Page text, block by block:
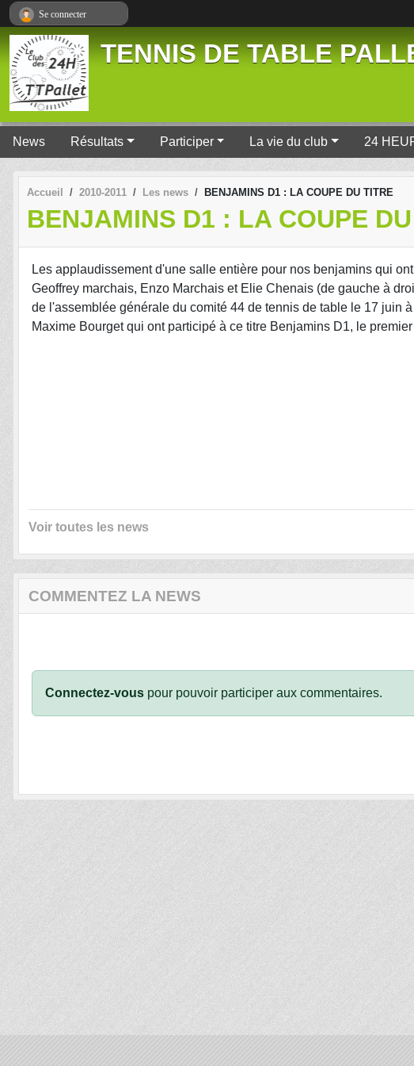
TENNIS DE TABLE
News Résultats Participer La vie du club 24
Accueil 2010-2011 Les news BENJAMINS D1 : LA COUPE DU TITRE
BENJAMINS D1 : LA COUPE
Les applaudissement d'une salle entière pour nos benjamins qui
Geoffrey marchais, Enzo Marchais et Elie Chenais (de gauche à
de l'assemblée générale du comité 44 de tennis de table le 17 juin
Maxime Bourget qui ont participé à ce titre Benjamins D1, le
Voir toutes les news
COMMENTEZ LA NEWS
Connectez-vous pour pouvoir participer aux commentaires.
Se connecter
Panneau de gestion des cookies